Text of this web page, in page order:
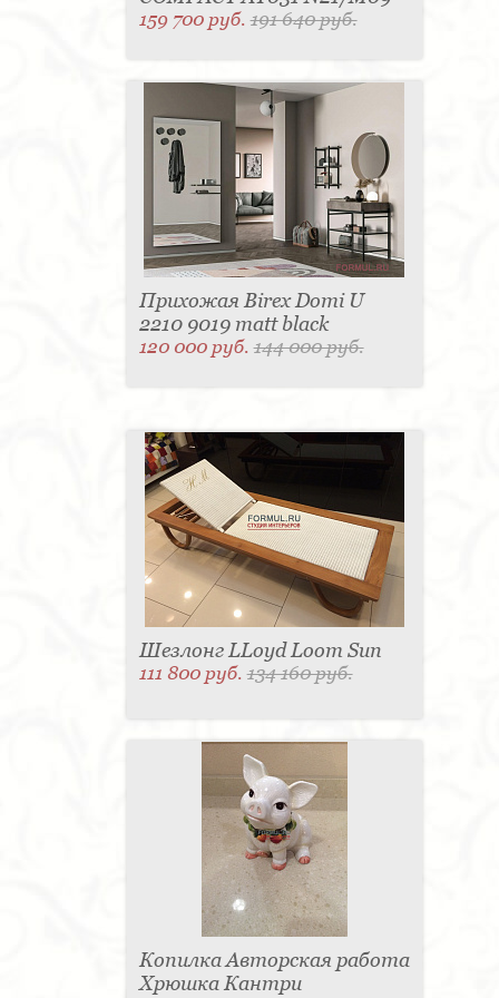
159 700 руб.191 640 руб.
Прихожая Birex Domi U
2210 9019 matt black
120 000 руб.144 000 руб.
Шезлонг LLoyd Loom Sun
111 800 руб.134 160 руб.
Копилка Авторская работа
Хрюшка Кантри